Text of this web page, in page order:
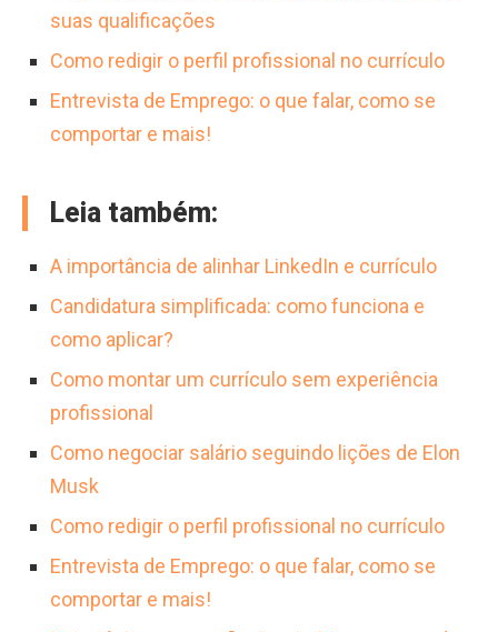
suas qualificações
Como redigir o perfil profissional no currículo
Entrevista de Emprego: o que falar, como se
comportar e mais!
Leia também:
A importância de alinhar LinkedIn e currículo
Candidatura simplificada: como funciona e
como aplicar?
Como montar um currículo sem experiência
profissional
Como negociar salário seguindo lições de Elon
Musk
Como redigir o perfil profissional no currículo
Entrevista de Emprego: o que falar, como se
comportar e mais!